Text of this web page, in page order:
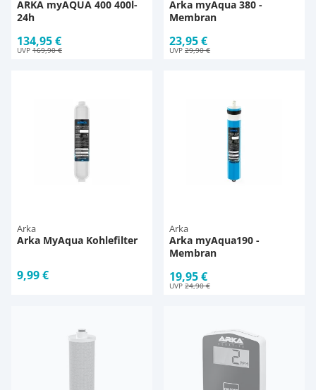
ARKA myAQUA 400 400l-
24h
134,95 €
UVP 169,90 €
Arka myAqua 380 -
Membran
23,95 €
UVP 29,90 €
Arka
Arka MyAqua Kohlefilter
9,99 €
Arka
Arka myAqua190 -
Membran
19,95 €
UVP 24,90 €